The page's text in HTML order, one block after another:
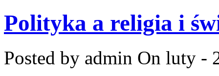
Polityka a religia i
Posted by admin On luty -